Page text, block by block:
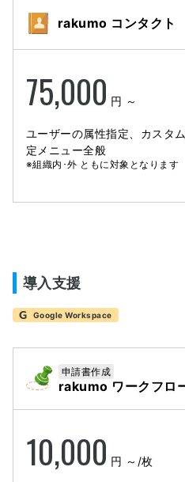
rakumo コンタクト
75,000 円 ～
ユーザーの属性指定、カスタ
定メニュー全般
※組織内･外 ともに対象となります
導入支援
Google Workspace
申請書作成
rakumo ワークフロ
10,000 円 ～ /枚